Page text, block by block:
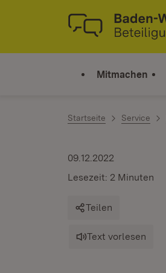
Zum Inhalt springen
Link zur Startseite
Mitmachen
Startseite Service
09.12.2022
Lesezeit: 2 Minuten
Teilen
Text vorlesen